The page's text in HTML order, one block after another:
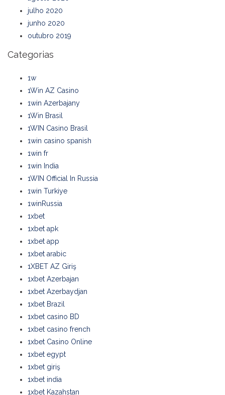
julho 2020
junho 2020
outubro 2019
Categorias
1w
1Win AZ Casino
1win Azerbajany
1Win Brasil
1WIN Casino Brasil
1win casino spanish
1win fr
1win India
1WIN Official In Russia
1win Turkiye
1winRussia
1xbet
1xbet apk
1xbet app
1xbet arabic
1XBET AZ Giriş
1xbet Azerbajan
1xbet Azerbaydjan
1xbet Brazil
1xbet casino BD
1xbet casino french
1xbet Casino Online
1xbet egypt
1xbet giriş
1xbet india
1xbet Kazahstan